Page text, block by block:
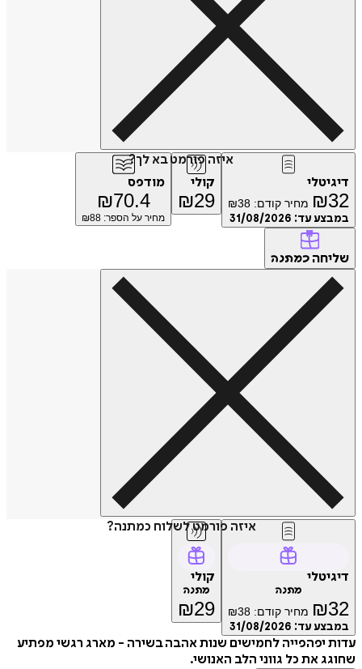
איזה פורמט בא לך?
דיגיטלי
₪32 מחיר קודם: ₪38
במבצע עד: 31/08/2026
קולי
₪29
מודפס
₪70.4
מחיר על הספר: ₪ 88
שליחה כמתנה
איזה פורמט לשלוח כמתנה?
דיגיטלי
מתנה
₪32 מחיר קודם: ₪38
במבצע עד: 31/08/2026
קולי
מתנה
₪29
עדות יפהפייה לחמישים שנות אהבה בשירה - מארג רגשי מפתיע
שחוגג את כל גווני הלב האנושי.